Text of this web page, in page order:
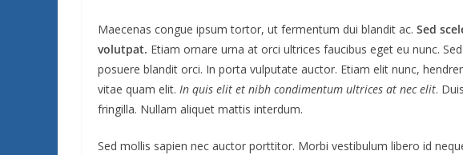
Maecenas congue ipsum tortor, ut fermentum dui blandit ac. Sed
volutpat. Etiam ornare urna at orci ultrices faucibus eget eu nunc.
posuere blandit orci. In porta vulputate auctor. Etiam elit nunc,
vitae quam elit. In quis elit et nibh condimentum ultrices at nec elit.
fringilla. Nullam aliquet mattis interdum.
Sed mollis sapien nec auctor porttitor. Morbi vestibulum libero id